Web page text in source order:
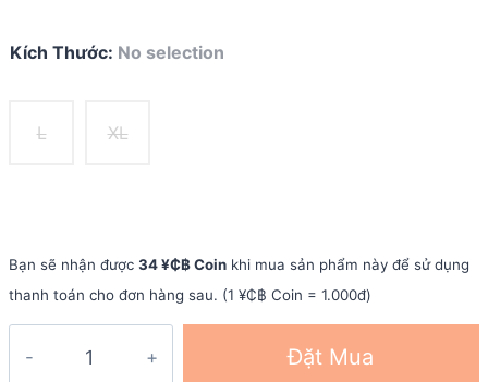
Kích Thước: No selection
L XL
Bạn sẽ nhận được 34 ¥₵฿ Coin khi mua sản phẩm này để sử dụng
thanh toán cho đơn hàng sau. (1 ¥₵฿ Coin = 1.000đ)
Đặt Mua